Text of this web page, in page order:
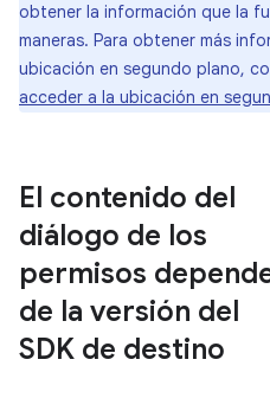
obtener la información que la
maneras. Para obtener más
ubicación en segundo plano,
acceder a la ubicación en
El contenido del
diálogo de los
permisos
de la versión del
SDK de destino